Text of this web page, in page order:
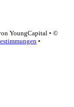
YoungCapital • ©
•